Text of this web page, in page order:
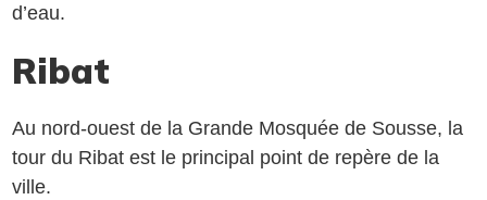
d’eau.
Ribat
Au nord-ouest de la Grande Mosquée de Sousse, la
tour du Ribat est le principal point de repère de la
ville.